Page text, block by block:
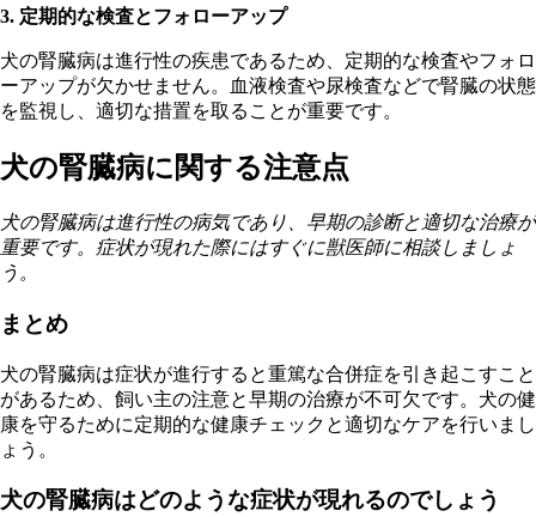
3. 定期的な検査とフォローアップ
犬の腎臓病は進行性の疾患であるため、定期的な検査やフォロ
ーアップが欠かせません。血液検査や尿検査などで腎臓の状態
を監視し、適切な措置を取ることが重要です。
犬の腎臓病に関する注意点
犬の腎臓病は進行性の病気であり、早期の診断と適切な治療が
重要です。症状が現れた際にはすぐに獣医師に相談しましょ
う。
まとめ
犬の腎臓病は症状が進行すると重篤な合併症を引き起こすこと
があるため、飼い主の注意と早期の治療が不可欠です。犬の健
康を守るために定期的な健康チェックと適切なケアを行いまし
ょう。
犬の腎臓病はどのような症状が現れるのでしょう